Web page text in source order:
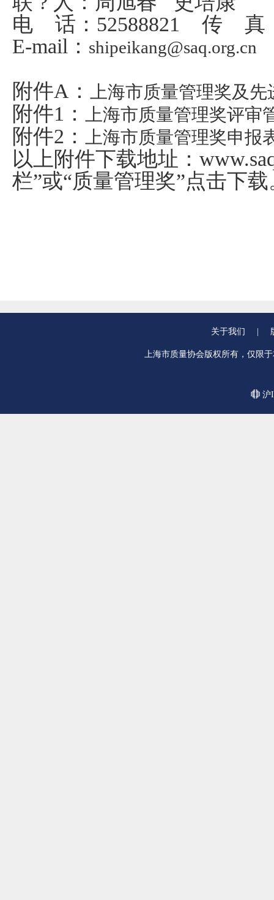
电
话： 52588821 传
真
E-mail ： shipeikang@saq.org.cn
附件A： 上海市质量管理奖及
附件1： 上海市质量管理奖评审
附件2： 上海市质量管理奖申报
以上附件下载地址：
栏”或“质量管理奖”点击下载
关于我们
上海市质量协会版权所有，仅限
沪